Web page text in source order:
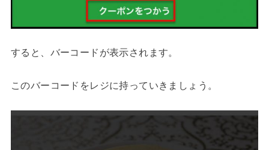
すると、バーコードが表示されます。
このバーコードをレジに持っていきましょう。